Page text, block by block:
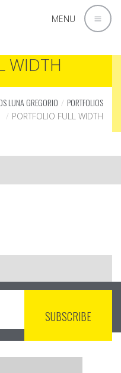
MENU
WIDTH
LUNA GREGORIO PORTFOLIOS
PORTFOLIO FULL WIDTH